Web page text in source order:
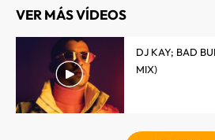
VER MÁS VÍDEOS
DJ KAY; BAD
MIX)